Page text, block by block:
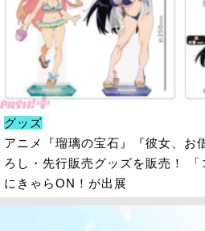
グッズ
アニメ『瑠璃の宝石』『彼女、お
ろし・先行販売グッズを販売！ 「
にきゃらON！が出展